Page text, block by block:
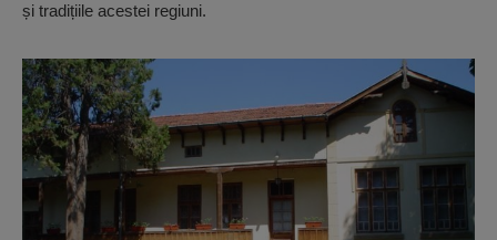
și tradițiile acestei regiuni.